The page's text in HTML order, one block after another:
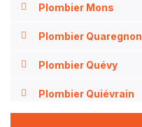
Plombier Mons
Plombier Quaregnon
Plombier Quévy
Plombier Quiévrain